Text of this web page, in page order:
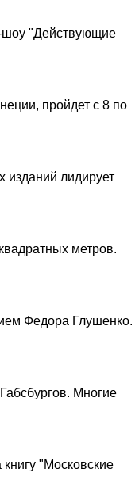
шоу "Действующие
пройдет с 8 по
изданий лидирует
метров.
Федора Глушенко.
Многие
"Московские